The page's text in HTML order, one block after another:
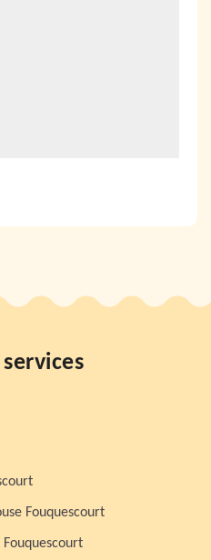
Fouquescourt
Fouquescourt